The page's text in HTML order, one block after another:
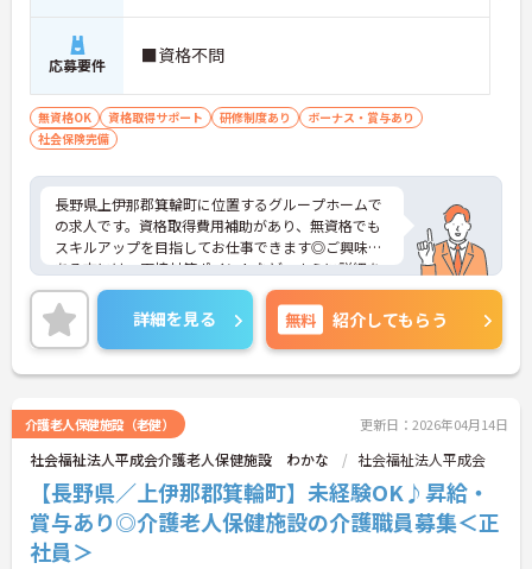
応募要件 ■資格不問
無資格OK 資格取得サポート 研修制度あり
ボーナス・賞与あり
社会保険完備
長野県上伊那郡箕輪町に位置するグループホームで
の求人です。資格取得費用補助があり、無資格でも
スキルアップを目指してお仕事できます◎ご興味の
ある方には、面接対策ポイントなど、さらに詳細を
ご案内しますのでお気軽にご相談ください！
詳細を見る 無料 紹介してもらう
介護老人保健施設（老健） 更新日：2026年04月14日
社会福祉法人平成会介護老人保健施設 わかな 社会福祉法人平成会
【長野県／上伊那郡箕輪町】未経験OK♪昇給・
賞与あり◎介護老人保健施設の介護職員募集＜正
社員＞